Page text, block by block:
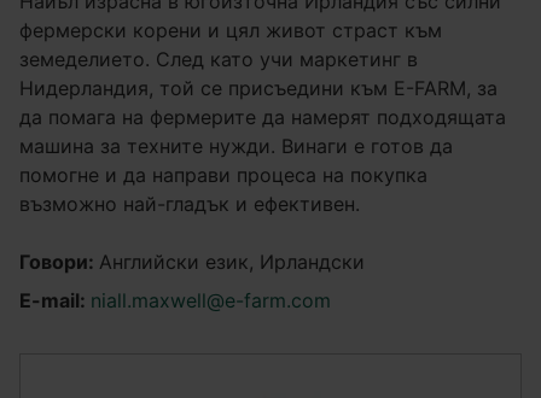
фермерски корени и цял живот страст към
земеделието. След като учи маркетинг в
Нидерландия, той се присъедини към E-FARM, за
да помага на фермерите да намерят подходящата
машина за техните нужди. Винаги е готов да
помогне и да направи процеса на покупка
възможно най-гладък и ефективен.
Говори: Английски език, Ирландски
E-mail: niall.maxwell@e-farm.com